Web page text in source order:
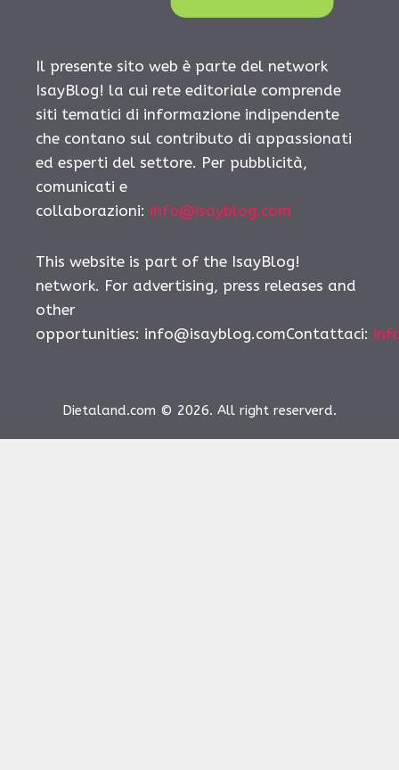
Il presente sito web è parte del network
IsayBlog! la cui rete editoriale comprende
siti tematici di informazione indipendente
che contano sul contributo di appassionati
ed esperti del settore. Per pubblicità,
comunicati e
collaborazioni: info@isayblog.com
This website is part of the IsayBlog!
network. For advertising, press releases and
other
opportunities: info@isayblog.comContattaci:
Dietaland.com © 2026. All right reserverd.